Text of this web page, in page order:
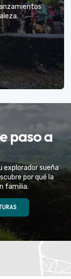
con una
paso a
explorador sueña
por qué la
familia.